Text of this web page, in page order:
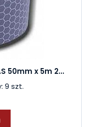
50mm x 5m 2...
9 szt.